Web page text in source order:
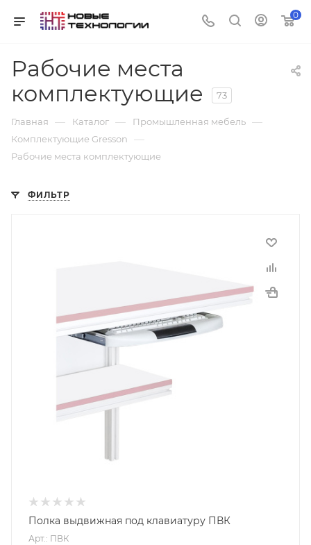
0
Рабочие места
комплектующие
73
Главная — Каталог — Промышленная мебель —
Комплектующие Gresson —
Рабочие места комплектующие
ФИЛЬТР
Полка выдвижная под клавиатуру ПВК
Арт.: ПВК